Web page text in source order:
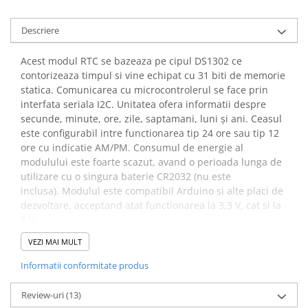
Descarcatoare de Supratensiune
Contactoare
Blocuri de Distributie
Tablouri Electrice
Accesorii Tablouri Electrice
Stabilizatoare de Tensiune
Convertoare de Tensiune
Banda Izolatoare
Panouri Fotovoltaice
Smart Home
Intrerupatoare Smart
Prize Inteligente
Module Smart Home
Iluminat
Descriere
Acest modul RTC se bazeaza pe cipul DS1302 ce
contorizeaza timpul si vine echipat cu 31 biti de memorie
statica. Comunicarea cu microcontrolerul se face prin
interfata seriala I2C. Unitatea ofera informatii despre
secunde, minute, ore, zile, saptamani, luni și ani. Ceasul
este configurabil intre functionarea tip 24 ore sau tip 12
ore cu indicatie AM/PM. Consumul de energie al
modulului este foarte scazut, avand o perioada lunga de
utilizare cu o singura baterie CR2032 (nu este
inclusa). Modulul este compatibil Arduino si alte placi de
dezvoltare, acceptand atat functionarea la 3,3 V, cat si la
Specificatii modul RTC
DS1302:
VEZI MAI MULT
Informatii conformitate produs
Review-uri(13)